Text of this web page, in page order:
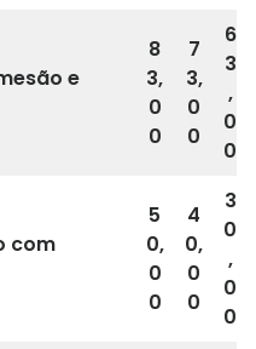
e
8
3,
0
0
7
3,
0
0
6
3
,
0
0
com
5
0,
0
0
4
0,
0
0
3
0
,
0
0